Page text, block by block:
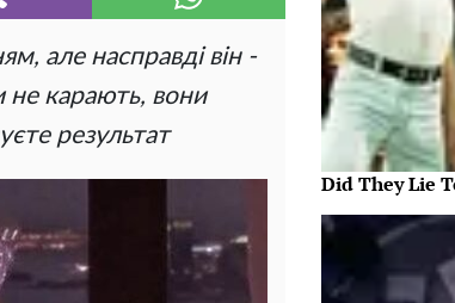
але насправді він -
не карають, вони
результат
Did They Lie